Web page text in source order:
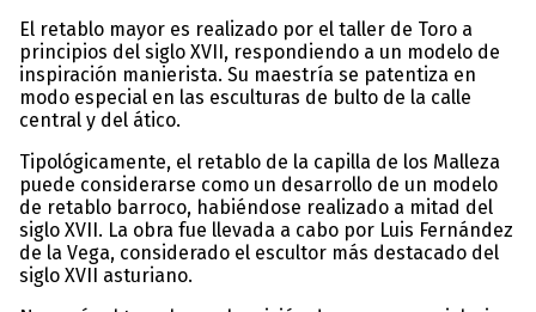
El retablo mayor es realizado por el taller de Toro a
principios del siglo XVII, respondiendo a un modelo de
inspiración manierista. Su maestría se patentiza en
modo especial en las esculturas de bulto de la calle
central y del ático.
Tipológicamente, el retablo de la capilla de los Malleza
puede considerarse como un desarrollo de un modelo
de retablo barroco, habiéndose realizado a mitad del
siglo XVII. La obra fue llevada a cabo por Luis Fernández
de la Vega, considerado el escultor más destacado del
siglo XVII asturiano.